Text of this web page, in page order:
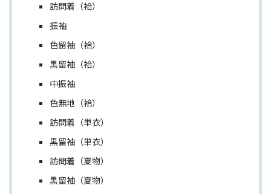
訪問着（袷）
振袖
色留袖（袷）
黒留袖（袷）
中振袖
色無地（袷）
訪問着（単衣）
黒留袖（単衣）
訪問着（夏物）
黒留袖（夏物）